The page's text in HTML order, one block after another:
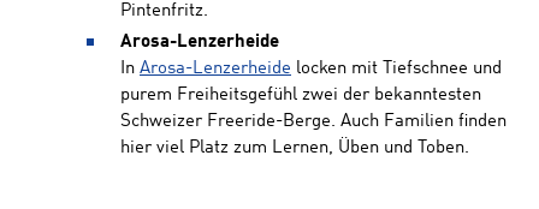
Pintenfritz.
Arosa-Lenzerheide
In Arosa-Lenzerheide locken mit Tiefschnee und
purem Freiheitsgefühl zwei der bekanntesten
Schweizer Freeride-Berge. Auch Familien finden
hier viel Platz zum Lernen, Üben und Toben.